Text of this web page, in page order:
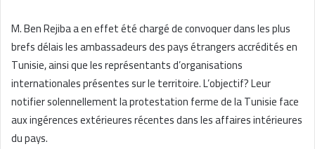
M. Ben Rejiba a en effet été chargé de convoquer dans les plus
brefs délais les ambassadeurs des pays étrangers accrédités en
Tunisie, ainsi que les représentants d’organisations
internationales présentes sur le territoire. L’objectif? Leur
notifier solennellement la protestation ferme de la Tunisie face
aux ingérences extérieures récentes dans les affaires intérieures
du pays.